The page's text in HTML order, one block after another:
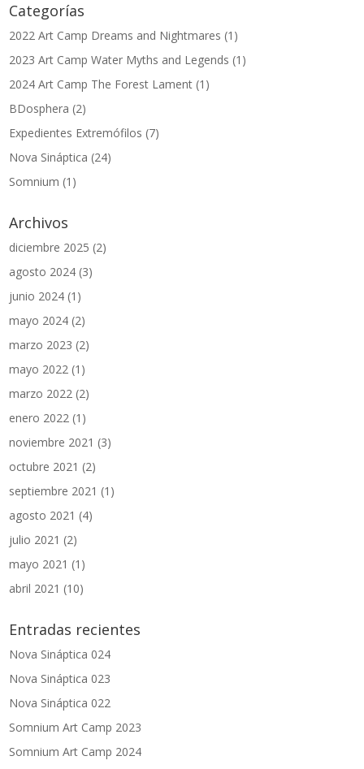
Categorías
2022 Art Camp Dreams and Nightmares (1)
2023 Art Camp Water Myths and Legends (1)
2024 Art Camp The Forest Lament (1)
BDosphera (2)
Expedientes Extremófilos (7)
Nova Sináptica (24)
Somnium (1)
Archivos
diciembre 2025 (2)
agosto 2024 (3)
junio 2024 (1)
mayo 2024 (2)
marzo 2023 (2)
mayo 2022 (1)
marzo 2022 (2)
enero 2022 (1)
noviembre 2021 (3)
octubre 2021 (2)
septiembre 2021 (1)
agosto 2021 (4)
julio 2021 (2)
mayo 2021 (1)
abril 2021 (10)
Entradas recientes
Nova Sináptica 024
Nova Sináptica 023
Nova Sináptica 022
Somnium Art Camp 2023
Somnium Art Camp 2024